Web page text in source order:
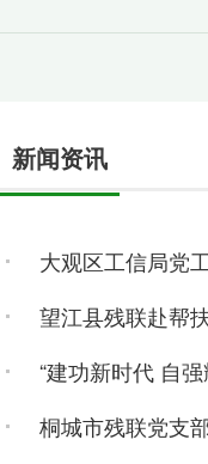
新闻资讯
桐城市残联党支